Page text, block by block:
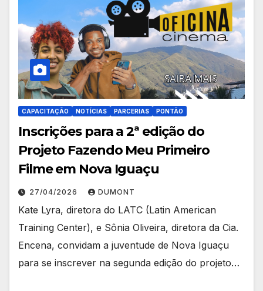
CAPACITAÇÃO NOTÍCIAS PARCERIAS PONTÃO
Inscrições para a 2ª edição do
Projeto Fazendo Meu Primeiro
Filme em Nova Iguaçu
27/04/2026 DUMONT
Kate Lyra, diretora do LATC (Latin American
Training Center), e Sônia Oliveira, diretora da Cia.
Encena, convidam a juventude de Nova Iguaçu
para se inscrever na segunda edição do projeto…